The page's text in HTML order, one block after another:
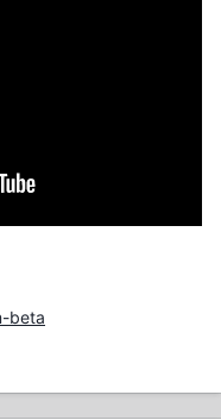
beta